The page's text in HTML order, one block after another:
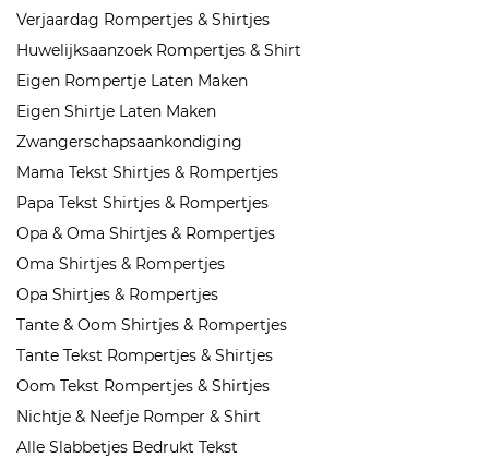
Verjaardag Rompertjes & Shirtjes
Huwelijksaanzoek Rompertjes & Shirt
Eigen Rompertje Laten Maken
Eigen Shirtje Laten Maken
Zwangerschapsaankondiging
Mama Tekst Shirtjes & Rompertjes
Papa Tekst Shirtjes & Rompertjes
Opa & Oma Shirtjes & Rompertjes
Oma Shirtjes & Rompertjes
Opa Shirtjes & Rompertjes
Tante & Oom Shirtjes & Rompertjes
Tante Tekst Rompertjes & Shirtjes
Oom Tekst Rompertjes & Shirtjes
Nichtje & Neefje Romper & Shirt
Alle Slabbetjes Bedrukt Tekst